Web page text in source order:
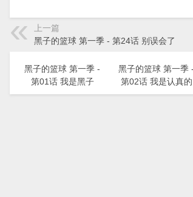
上一篇
黑子的篮球 第一季 - 第24话 别误会了
黑子的篮球 第一季 -
第01话 我是黑子
黑子的篮球 第一季 -
第02话 我是认真的